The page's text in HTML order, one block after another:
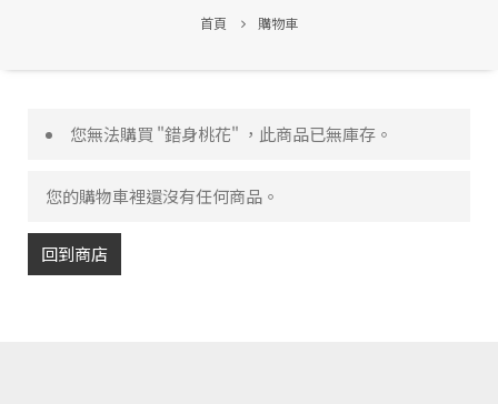
首頁 購物車
您無法購買 "錯身桃花" ，此商品已無庫存。
您的購物車裡還沒有任何商品。
回到商店